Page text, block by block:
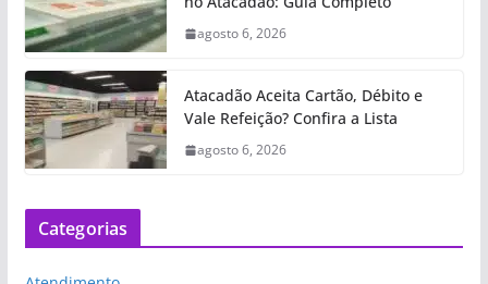
agosto 6, 2026
Atacadão Aceita Cartão, Débito e
Vale Refeição? Confira a Lista
agosto 6, 2026
Categorias